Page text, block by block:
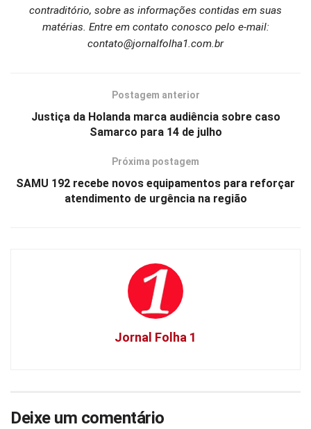
contraditório, sobre as informações contidas em suas
matérias. Entre em contato conosco pelo e-mail:
contato@jornalfolha1.com.br
Postagem anterior
Justiça da Holanda marca audiência sobre caso
Samarco para 14 de julho
Próxima postagem
SAMU 192 recebe novos equipamentos para reforçar
atendimento de urgência na região
Jornal Folha 1
Deixe um comentário